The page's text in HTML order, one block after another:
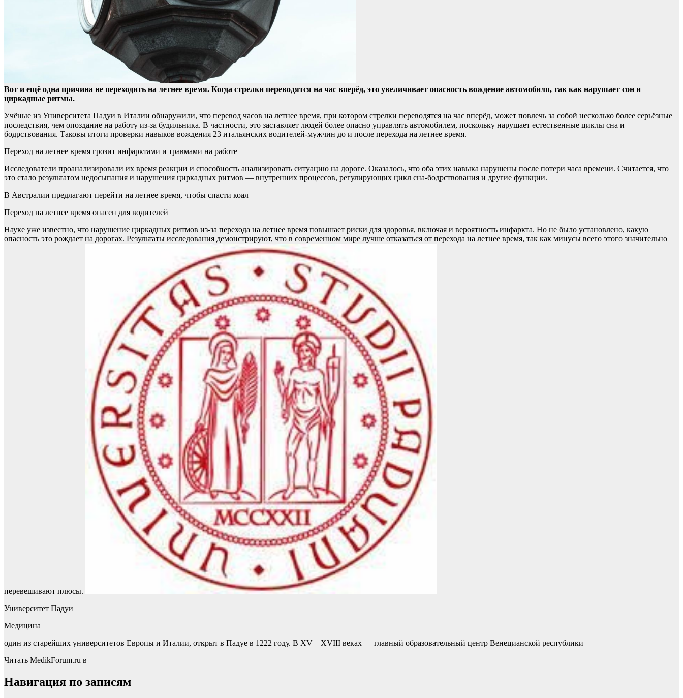
Вот и ещё одна причина не переходить на летнее время. Когда стрелки переводятся на час вперёд, это увеличивает опасность вождение автомобиля, так как нарушает сон и
циркадные ритмы.
Учёные из Университета Падуи в Италии обнаружили, что перевод часов на летнее время, при котором стрелки переводятся на час вперёд, может повлечь за собой несколько более серьёзные
последствия, чем опоздание на работу из-за будильника. В частности, это заставляет людей более опасно управлять автомобилем, поскольку нарушает естественные циклы сна и
бодрствования. Таковы итоги проверки навыков вождения 23 итальянских водителей-мужчин до и после перехода на летнее время.
Переход на летнее время грозит инфарктами и травмами на работе
Исследователи проанализировали их время реакции и способность анализировать ситуацию на дороге. Оказалось, что оба этих навыка нарушены после потери часа времени. Считается, что
это стало результатом недосыпания и нарушения циркадных ритмов — внутренних процессов, регулирующих цикл сна-бодрствования и другие функции.
В Австралии предлагают перейти на летнее время, чтобы спасти коал
Переход на летнее время опасен для водителей
Науке уже известно, что нарушение циркадных ритмов из-за перехода на летнее время повышает риски для здоровья, включая и вероятность инфаркта. Но не было установлено, какую
опасность это рождает на дорогах. Результаты исследования демонстрируют, что в современном мире лучше отказаться от перехода на летнее время, так как минусы всего этого значительно
перевешивают плюсы.
Университет Падуи
Медицина
один из старейших университетов Европы и Италии, открыт в Падуе в 1222 году. В XV—XVIII веках — главный образовательный центр Венецианской республики
Читать MedikForum.ru в
Навигация по записям